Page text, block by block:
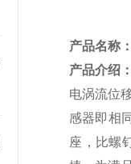
产品名称
产品介绍
电涡流位
感器即相
座，比螺